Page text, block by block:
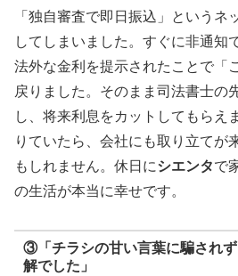
「独自審査で即日振込」というネ
してしまいました。すぐに非通知
法外な金利を提示されたことで「
戻りました。そのまま司法書士の
し、将来利息をカットしてもらえ
りていたら、会社にも取り立てが
もしれません。休日にシエンタで
の生活が本当に幸せです。
③「チラシの甘い言葉に騙され
解でした」